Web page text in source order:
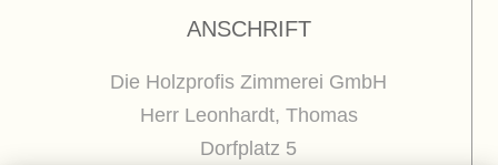
ANSCHRIFT
Die Holzprofis Zimmerei GmbH
Herr Leonhardt, Thomas
Dorfplatz 5